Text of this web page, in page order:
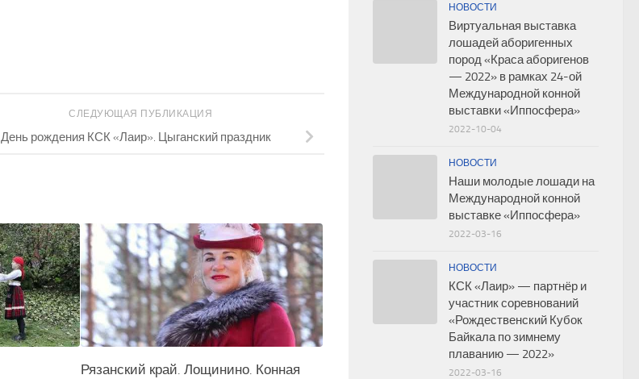
СЛЕДУЮЩАЯ ПУБЛИКАЦИЯ
День рождения КСК «Лаир». Цыганский праздник
Рязанский край. Лощинино. Конная
НОВОСТИ
Виртуальная выставка
лошадей аборигенных
пород «Краса аборигенов
— 2022» в рамках 24-ой
Международной конной
выставки «Иппосфера»
2022-10-04
НОВОСТИ
Наши молодые лошади на
Международной конной
выставке «Иппосфера»
2022-03-16
НОВОСТИ
КСК «Лаир» — партнёр и
участник соревнований
«Рождественский Кубок
Байкала по зимнему
плаванию — 2022»
2022-03-16